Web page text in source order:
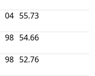
04 55.73
98 54.66
98 52.76